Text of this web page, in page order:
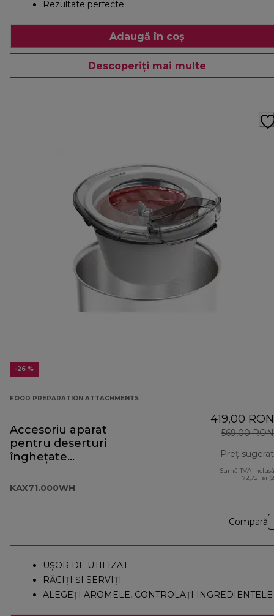
Rezultate perfecte
Adaugă în coș
Descoperiți mai multe
-26 %
FOOD PREPARATION ATTACHMENTS
Accesoriu aparat
pentru deserturi
înghețate
KAX71.000WH
419,00 RON
569,00 RON
Preț sugerat
Sumă TVA
72,72 lei
Compară
UŞOR DE UTILIZAT
RĂCIŢI ŞI SERVIŢI
ALEGEŢI AROMELE, CONTROLAŢI INGREDIENTELE